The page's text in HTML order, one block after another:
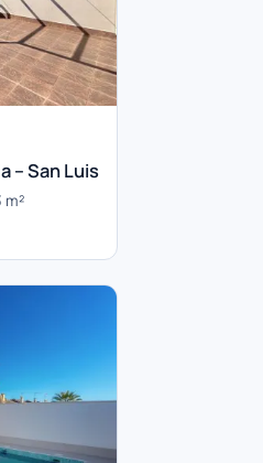
– San Luis
m²